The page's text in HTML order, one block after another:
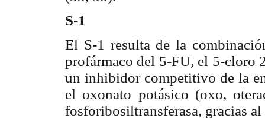
S-1
El S-1 resulta de la
profármaco del 5-FU, el 5-
un inhibidor competitivo de la
el oxonato potásico (oxo,
fosforibosiltransferasa, gracias